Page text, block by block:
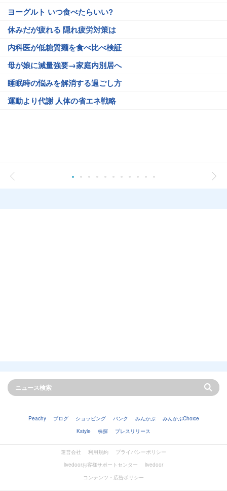
ヨーグルト いつ食べたらいい?
休みだが疲れる 隠れ疲労対策は
内科医が低糖質麺を食べ比べ検証
母が娘に減量強要→家庭内別居へ
睡眠時の悩みを解消する過ごし方
運動より代謝 人体の省エネ戦略
Peachy ブログ ショッピング バンク みんかぶ
みんかぶChoice
Kstyle
株探 プレスリリース
運営会社 利用規約
プライバシーポリシー
livedoorお客様サポートセンター
livedoor
コンテンツ・広告ポリシー